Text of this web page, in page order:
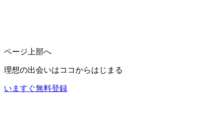
ページ上部へ
理想の出会いはココからはじまる
いますぐ無料登録